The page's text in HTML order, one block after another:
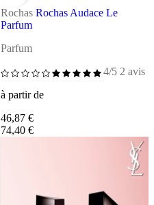
Rochas Rochas Audace Le
Parfum
Parfum
4/5 2 avis
à partir de
46,87 €
74,40 €